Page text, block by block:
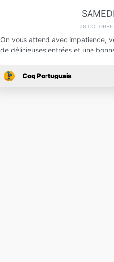
28
On vous attend avec impatience,
de délicieuses entrées et une
Coq Portuguais